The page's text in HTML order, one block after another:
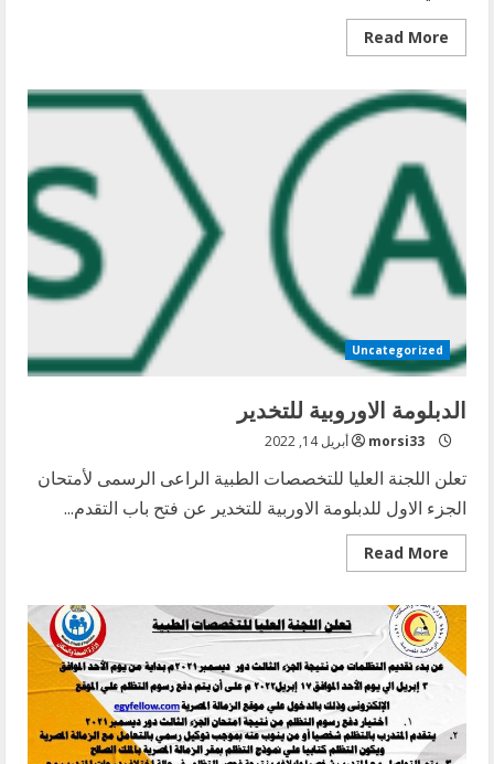
Read More
Read
more
مستحق
من
الكلية
الملكية
البريطانية
الطوارئ
بالزمالة
المصرية
Uncategorized
الدبلومة الاوروبية للتخدير
morsi33 أبريل 14, 2022
تعلن اللجنة العليا للتخصصات الطبية الراعى الرسمى لأمتحان
الجزء الاول للدبلومة الاوربية للتخدير عن فتح باب التقدم...
Read More
Read
more
الاوروبية
للتخدير